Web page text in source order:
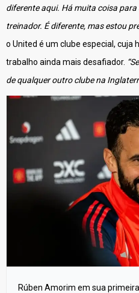
diferente aqui. Há muita coisa
treinador. É diferente, mas estou
o United é um clube especial, cuja
trabalho ainda mais desafiador.
de qualquer outro clube na
Rúben Amorim em sua